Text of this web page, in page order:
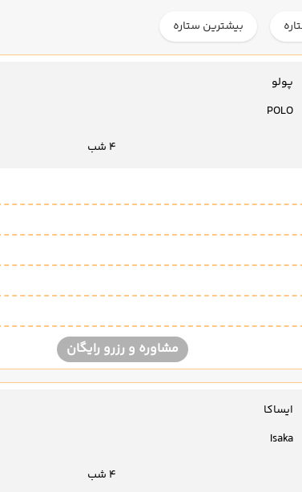
بیشترین ستاره
پولو
POLO
4 شب
مشاوره و رزرو رایگان
ایساکا
Isaka
4 شب